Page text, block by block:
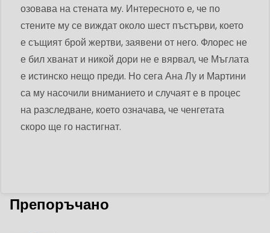
озовава на стената му. Интересното е, че по
стените му се виждат около шест пъстърви, което
е същият брой жертви, заявени от него. Флорес не
е бил хванат и никой дори не е вярвал, че Мъглата
е истинско нещо преди. Но сега Ана Лу и Мартини
са му насочили вниманието и случаят е в процес
на разследване, което означава, че ченгетата
скоро ще го настигнат.
Препоръчано